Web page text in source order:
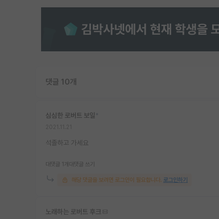
댓글 10개
심심한 로버트 보일
석졸하고 가세요
대댓글 1개 대댓글 쓰기
해당 댓글을 보려면 로그인이 필요합니다. 로그인하기
노래하는 로버트 후크